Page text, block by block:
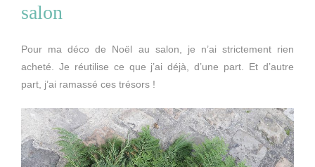
salon
Pour ma déco de Noël au salon, je n’ai strictement rien
acheté. Je réutilise ce que j’ai déjà, d’une part. Et d’autre
part, j’ai ramassé ces trésors !